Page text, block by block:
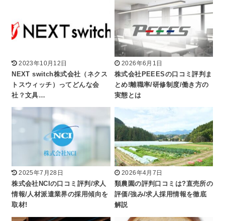
2023年10月12日
NEXT switch株式会社（ネクス
トスウィッチ）ってどんな会
社？文具…
2026年6月1日
株式会社PEEESの口コミ評判ま
とめ!離職率/研修制度/働き方の
実態とは
2025年7月28日
株式会社NCIの口コミ評判/求人
情報/人材派遣業界の採用傾向を
取材!
2026年4月7日
類農園の評判口コミは?直売所の
評価/強み/求人採用情報を徹底
解説